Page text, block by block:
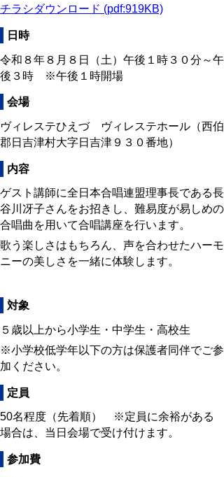
チラシダウンロード (pdf:919KB)
日時
令和８年８月８日（土）午後１時３０分～午
後３時 ※午後１時開場
会場
ヴィレステひえづ ヴィレステホール（西伯
郡日吉津村大字日吉津９３０番地）
内容
ゲスト講師に全日本合唱連盟理事長である長
谷川冴子さんをお招きし、難易度が易しめの
合唱曲を用いて合唱講座を行います。
歌う楽しさはもちろん、声を合わせたハーモ
ニーの美しさを一緒に体験します。
対象
５歳以上から小学生・中学生・高校生
※小学校低学年以下の方は保護者同伴でご参
加ください。
定員
50名程度（先着順） ※定員に余裕がある
場合は、当日会場で受け付けます。
参加費